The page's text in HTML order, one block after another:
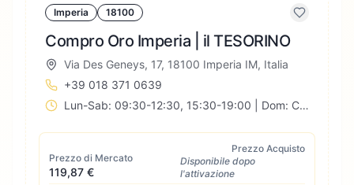
Imperia 18100
Compro Oro Imperia | il TESORINO
Via Des Geneys, 17, 18100 Imperia IM, Italia
+39 018 371 0639
Lun-Sab: 09:30-12:30, 15:30-19:00 | Dom: Chiuso
Prezzo di Mercato
119,87 €
Prezzo Acquisto
Disponibile dopo
l'attivazione